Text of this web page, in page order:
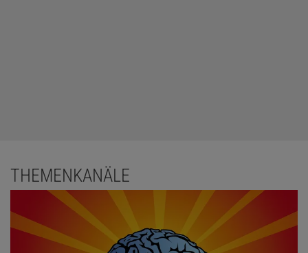
THEMENKANÄLE